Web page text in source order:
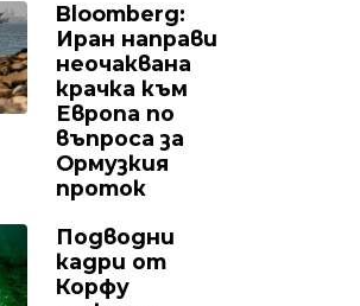
Bloomberg:
Иран направи
неочаквана
крачка към
Европа по
въпроса за
Ормузкия
проток
Подводни
кадри от
Корфу